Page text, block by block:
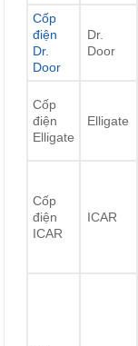
Cốp
điện
Dr.
Door
Dr.
Door
Cốp
điện
Elligate
Elligate
Cốp
điện
ICAR
ICAR